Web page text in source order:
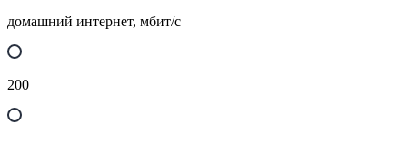
домашний интернет, мбит/с
200